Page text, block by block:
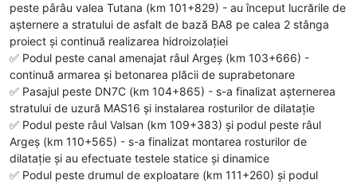
peste pârâu valea Tutana (km 101+829) - au început lucrările de
așternere a stratului de asfalt de bază BA8 pe calea 2 stânga
proiect și continuă realizarea hidroizolației
✅️ Podul peste canal amenajat râul Argeș (km 103+666) -
continuă armarea și betonarea plăcii de suprabetonare
✅️ Pasajul peste DN7C (km 104+865) - s-a finalizat așternerea
stratului de uzură MAS16 și instalarea rosturilor de dilatație
✅️ Podul peste râul Valsan (km 109+383) și podul peste râul
Argeș (km 110+565) - s-a finalizat montarea rosturilor de
dilatație și au efectuate testele statice și dinamice
✅️ Podul peste drumul de exploatare (km 111+260) și podul